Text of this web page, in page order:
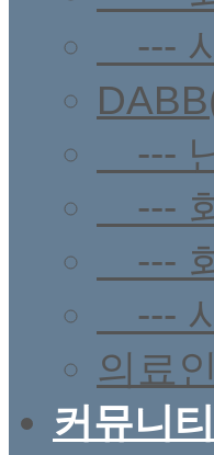
---
---
---
---
---
의료
커뮤니티